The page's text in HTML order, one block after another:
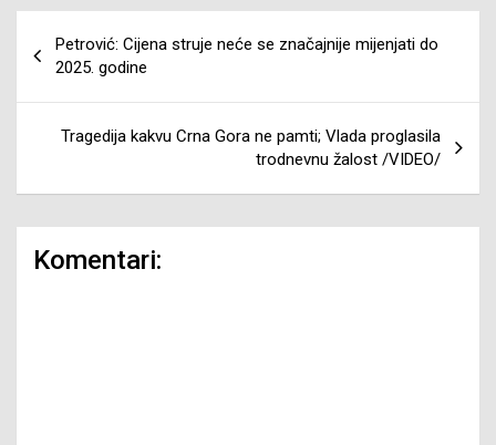
članaka
Petrović: Cijena struje neće se značajnije mijenjati do
2025. godine
Tragedija kakvu Crna Gora ne pamti; Vlada proglasila
trodnevnu žalost /VIDEO/
Komentari: